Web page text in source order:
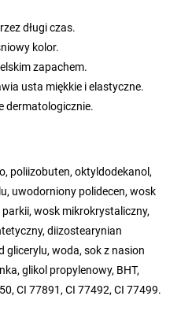
długi czas.
kolor.
zapachem.
usta miękkie i elastyczne.
dermatologicznie.
poliizobuten, oktyldodekanol,
uwodorniony polidecen, wosk
wosk mikrokrystaliczny,
diizostearynian
glicerylu, woda, sok z nasion
glikol propylenowy, BHT,
CI 77891, CI 77492, CI 77499.